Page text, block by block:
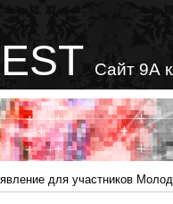
Сайт 9А
для участников